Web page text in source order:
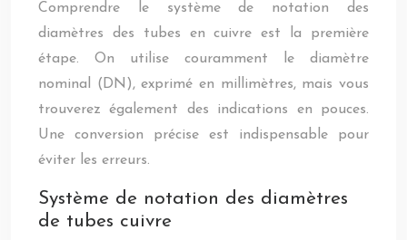
Comprendre le système de notation des
diamètres des tubes en cuivre est la première
étape. On utilise couramment le diamètre
nominal (DN), exprimé en millimètres, mais vous
trouverez également des indications en pouces.
Une conversion précise est indispensable pour
éviter les erreurs.
Système de notation des diamètres
de tubes cuivre